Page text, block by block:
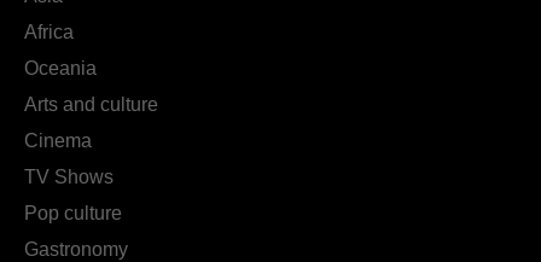
Africa
Oceania
Arts and culture
Cinema
TV Shows
Pop culture
Gastronomy